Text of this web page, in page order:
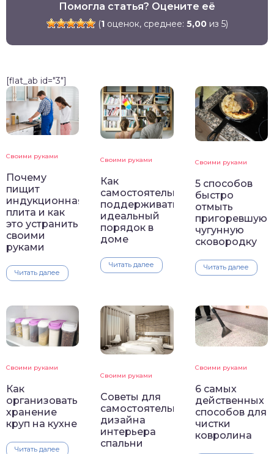
Помогла статья? Оцените её
(1оценок, среднее: 5,00из 5)
[flat_ab id="3"]
Своими руками
Почему
пищит
индукционная
плита и как
это устранить
своими
руками
Читать далее
Своими руками
Как
самостоятельно
поддерживать
идеальный
порядок в
доме
Читать далее
Своими руками
5 способов
быстро
отмыть
пригоревшую
чугунную
сковородку
Читать далее
Своими руками
Как
организовать
хранение
круп на кухне
Читать далее
Своими руками
Советы для
самостоятельного
дизайна
интерьера
спальни
Своими руками
6 самых
действенных
способов для
чистки
ковролина